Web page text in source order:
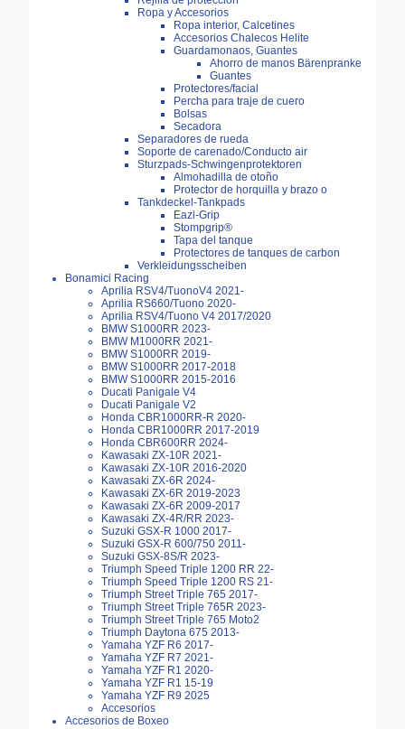
Ropa y Accesorios
Ropa interior, Calcetines
Accesorios Chalecos Helite
Guardamonaos, Guantes
Ahorro de manos Bärenpranke
Guantes
Protectores/facial
Percha para traje de cuero
Bolsas
Secadora
Separadores de rueda
Soporte de carenado/Conducto air
Sturzpads-Schwingenprotektoren
Almohadilla de otoño
Protector de horquilla y brazo o
Tankdeckel-Tankpads
Eazi-Grip
Stompgrip®
Tapa del tanque
Protectores de tanques de carbon
Verkleidungsscheiben
Bonamici Racing
Aprilia RSV4/TuonoV4 2021-
Aprilia RS660/Tuono 2020-
Aprilia RSV4/Tuono V4 2017/2020
BMW S1000RR 2023-
BMW M1000RR 2021-
BMW S1000RR 2019-
BMW S1000RR 2017-2018
BMW S1000RR 2015-2016
Ducati Panigale V4
Ducati Panigale V2
Honda CBR1000RR-R 2020-
Honda CBR1000RR 2017-2019
Honda CBR600RR 2024-
Kawasaki ZX-10R 2021-
Kawasaki ZX-10R 2016-2020
Kawasaki ZX-6R 2024-
Kawasaki ZX-6R 2019-2023
Kawasaki ZX-6R 2009-2017
Kawasaki ZX-4R/RR 2023-
Suzuki GSX-R 1000 2017-
Suzuki GSX-R 600/750 2011-
Suzuki GSX-8S/R 2023-
Triumph Speed Triple 1200 RR 22-
Triumph Speed Triple 1200 RS 21-
Triumph Street Triple 765 2017-
Triumph Street Triple 765R 2023-
Triumph Street Triple 765 Moto2
Triumph Daytona 675 2013-
Yamaha YZF R6 2017-
Yamaha YZF R7 2021-
Yamaha YZF R1 2020-
Yamaha YZF R1 15-19
Yamaha YZF R9 2025
Accesorios
Accesorios de Boxeo